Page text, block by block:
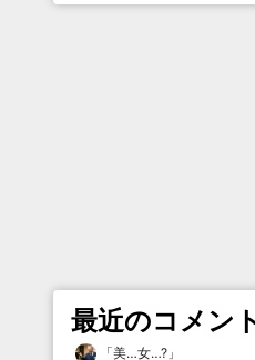
最近のコメン
「美…女…? 」